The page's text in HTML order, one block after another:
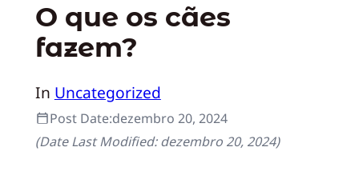
O que os cães
fazem?
In Uncategorized
Post Date:dezembro 20, 2024
(Date Last Modified:dezembro 20, 2024)